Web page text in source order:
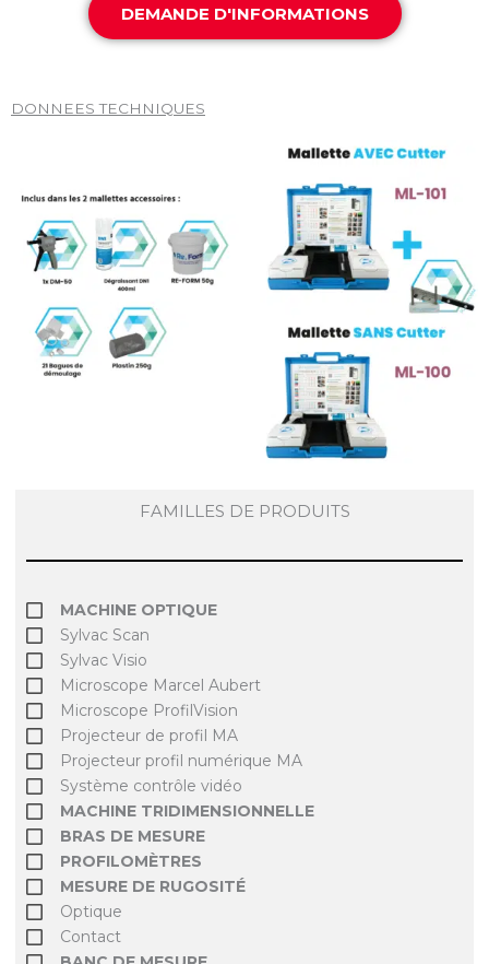
FAMILLES DE PRODUITS
MACHINE OPTIQUE
Sylvac Scan
Sylvac Visio
Microscope Marcel Aubert
Microscope ProfilVision
Projecteur de profil MA
Projecteur profil numérique MA
Système contrôle vidéo
MACHINE TRIDIMENSIONNELLE
BRAS DE MESURE
PROFILOMÈTRES
MESURE DE RUGOSITÉ
Optique
Contact
DEMANDE D'INFORMATIONS
DONNEES TECHNIQUES